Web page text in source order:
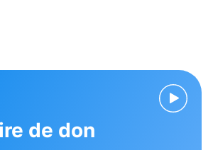
de don